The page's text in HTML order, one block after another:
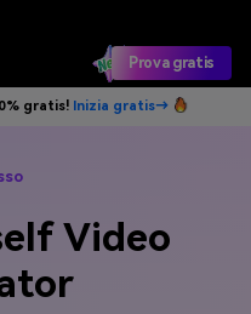
Prova gratis
gratis! Inizia gratis→
Video